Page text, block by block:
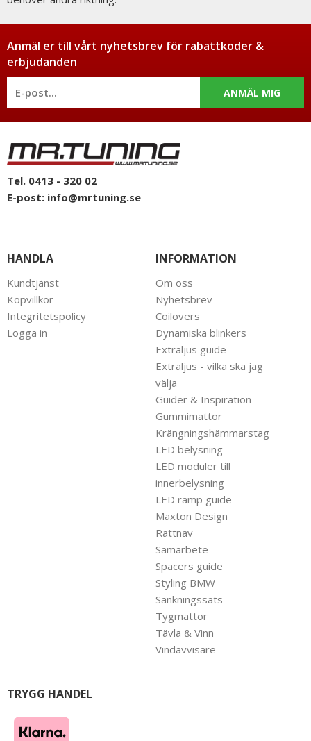
Anmäl er till vårt nyhetsbrev för rabattkoder &
erbjudanden
ANMÄL MIG
Tel. 0413 - 320 02
E-post: info@mrtuning.se
HANDLA
Kundtjänst
Köpvillkor
Integritetspolicy
Logga in
INFORMATION
Om oss
Nyhetsbrev
Coilovers
Dynamiska blinkers
Extraljus guide
Extraljus - vilka ska jag
välja
Guider & Inspiration
Gummimattor
Krängningshämmarstag
LED belysning
LED moduler till
innerbelysning
LED ramp guide
Maxton Design
Rattnav
Samarbete
Spacers guide
Styling BMW
Sänkningssats
Tygmattor
Tävla & Vinn
Vindavvisare
TRYGG HANDEL